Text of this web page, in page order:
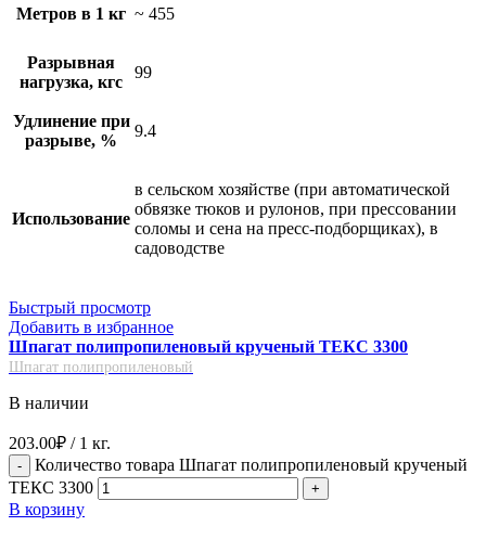
Метров в 1 кг ~ 455
Разрывная
нагрузка, кгс
99
Удлинение при
разрыве, %
9.4
Использование
в сельском хозяйстве (при автоматической
обвязке тюков и рулонов, при прессовании
соломы и сена на пресс-подборщиках), в
садоводстве
Быстрый просмотр
Добавить в избранное
Шпагат полипропиленовый крученый ТЕКС 3300
Шпагат полипропиленовый
В наличии
203.00₽ / 1 кг.
Количество товара Шпагат полипропиленовый крученый
ТЕКС 3300
В корзину